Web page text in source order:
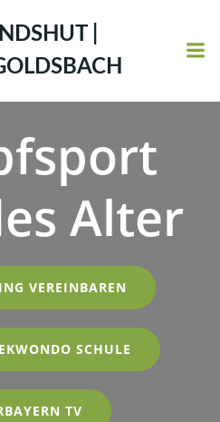
Inhalt
springen
|
Alter
VEREINBAREN
SCHULE
TV